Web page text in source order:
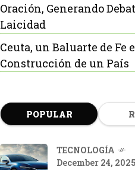
Oración, Generando
Laicidad
Ceuta, un Baluarte de Fe
Construcción de un País
POPULAR
TECNOLOGÍA
December 24, 2025